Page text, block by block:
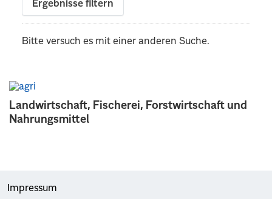
Landwirtschaft, Fischerei, Forstwirtschaft und
Nahrungsmittel
Ergebnisse filtern
Bitte versuch es mit einer anderen Suche.
Impressum